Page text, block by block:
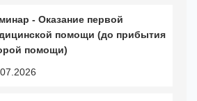
- Оказание первой
помощи (до прибытия
помощи)